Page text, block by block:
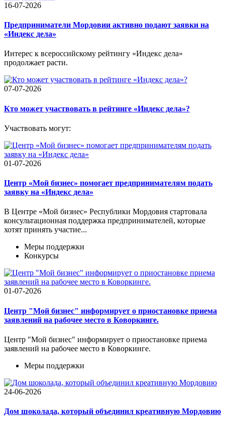
16-07-2026
Предприниматели Мордовии активно подают заявки на
«Индекс дела»
Интерес к всероссийскому рейтингу «Индекс дела»
продолжает расти.
07-07-2026
Кто может участвовать в рейтинге «Индекс дела»?
Участвовать могут:
01-07-2026
Центр «Мой бизнес» помогает предпринимателям подать
заявку на «Индекс дела»
В Центре «Мой бизнес» Республики Мордовия стартовала
консультационная поддержка предпринимателей, которые
хотят принять участие...
Меры поддержки
Конкурсы
01-07-2026
Центр "Мой бизнес" информирует о приостановке приема
заявлений на рабочее место в Коворкинге.
Центр "Мой бизнес" информирует о приостановке приема
заявлений на рабочее место в Коворкинге.
Меры поддержки
24-06-2026
Дом шоколада, который объединил креативную Мордовию